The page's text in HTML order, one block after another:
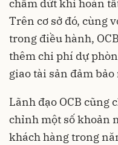
chấm dứt khi hoàn
Trên cơ sở đó, cùng
trong điều hành,
thêm chi phí dự
giao tài sản đảm bảo
Lãnh đạo OCB cũng
chỉnh một số khoản
khách hàng trong